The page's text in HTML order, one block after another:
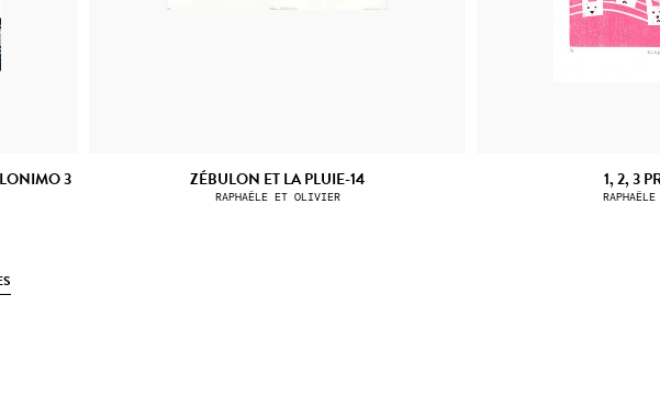
3 ZÉBULON ET LA PLUIE-14
RAPHAËLE ET OLIVIER
1, 2, 3